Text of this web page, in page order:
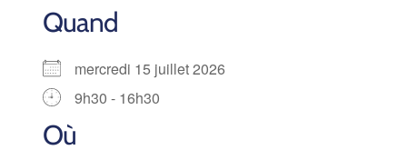
Quand
mercredi 15 juillet 2026
9h30 - 16h30
Où